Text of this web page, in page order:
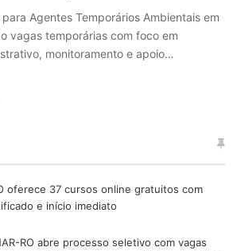
Agentes Temporários Ambientais em
vagas temporárias com foco em
monitoramento e apoio…
oferece 37 cursos online gratuitos com
e início imediato
RO abre processo seletivo com vagas